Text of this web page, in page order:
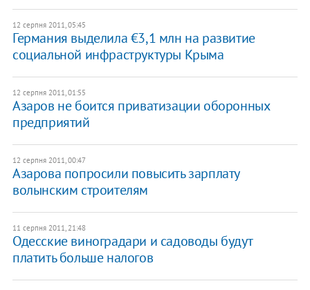
12 серпня 2011, 05:45
Германия выделила €3,1 млн на развитие
социальной инфраструктуры Крыма
12 серпня 2011, 01:55
Азаров не боится приватизации оборонных
предприятий
12 серпня 2011, 00:47
​Азарова попросили повысить зарплату
волынским строителям
11 серпня 2011, 21:48
Одесские виноградари и садоводы будут
платить больше налогов